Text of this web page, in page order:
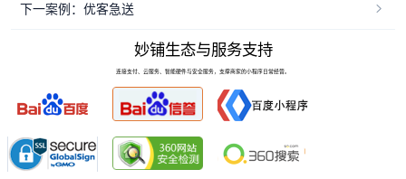
下一案例：优客急送
妙铺生态与服务支持
连接支付、云服务、智能硬件与安全服务，支撑商家的小程序日常经营。